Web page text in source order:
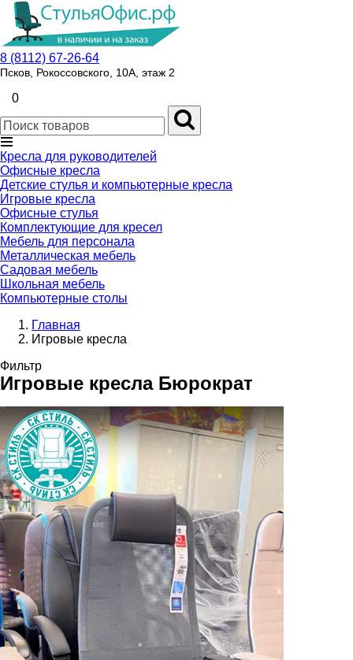
8 (8112) 67-26-64
Псков, Рокоссовского, 10А, этаж 2
0
Кресла для руководителей
Офисные кресла
Детские стулья и компьютерные кресла
Игровые кресла
Офисные стулья
Комплектующие для кресел
Мебель для персонала
Металлическая мебель
Садовая мебель
Школьная мебель
Компьютерные столы
Главная
Игровые кресла
Фильтр
Игровые креслаБюрократ